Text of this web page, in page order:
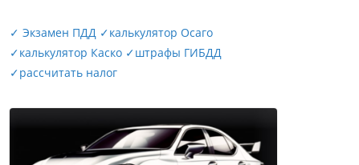
✓ Экзамен ПДД ✓калькулятор Осаго
✓калькулятор Каско ✓штрафы ГИБДД
✓рассчитать налог